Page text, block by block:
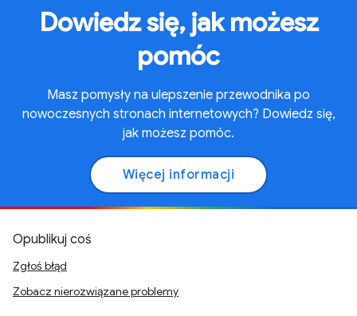
Dowiedz się, jak możesz
pomóc
Masz pomysły na ulepszenie przewodnika po
nowoczesnych stronach internetowych? Dowiedz się,
jak możesz pomóc.
Więcej informacji
Opublikuj coś
Zgłoś błąd
Zobacz nierozwiązane problemy